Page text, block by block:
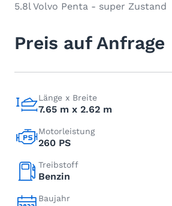
5.8l Volvo Penta - super Zustand
Preis auf Anfrage
Länge x Breite
7.65 m x 2.62 m
Motorleistung
260 PS
Treibstoff
Benzin
Baujahr